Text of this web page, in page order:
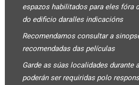
espazos habilitados para eles fóra
do edificio daralles indicacións
Recomendamos consultar a
recomendadas das películas
Garde as súas localidades durante
poderán ser requiridas polo